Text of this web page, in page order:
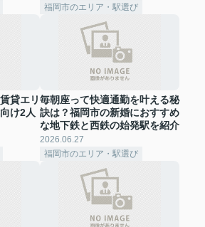
福岡市のエリア・駅選び
貸エリ
け2人
毎朝座って快適通勤を叶える秘
訣は？福岡市の新婚におすすめ
な地下鉄と西鉄の始発駅を紹介
2026.06.27
福岡市のエリア・駅選び